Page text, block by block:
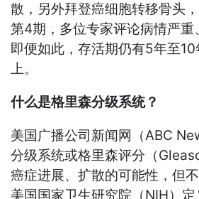
散，另外拜登癌细胞转移骨头
第4期，多位专家评论病情严重
即便如此，存活期仍有5年至
上。
什么是格里森分级系统？
美国广播公司新闻网（ABC
分级系统或格里森评分（
癌症进展、扩散的可能性，但
美国国家卫生研究院（NIH）